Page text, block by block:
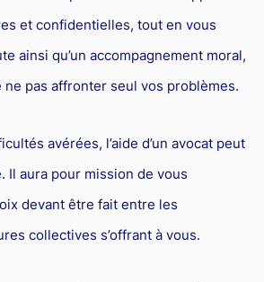
et confidentielles, tout en vous
ainsi qu’un accompagnement moral,
pas affronter seul vos problèmes.
avérées, l’aide d’un avocat peut
Il aura pour mission de vous
devant être fait entre les
collectives s’offrant à vous.